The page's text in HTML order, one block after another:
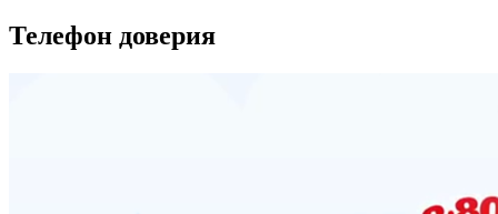
Телефон доверия